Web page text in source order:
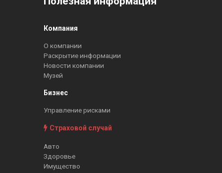
Компания
О компании
Раскрытие информации
Новости компании
Музей
Бизнес
Управление рисками
Страховой случай
Авто
Здоровье
Имущество